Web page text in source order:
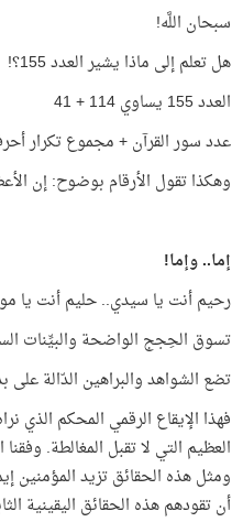
سبحان اللَّه!
هل تعلم إلى ماذا يشير العدد 155؟!
العدد 155 يساوي 114 + 41
عدد سور القرآن + مجموع تكرار
وهكذا تقول الأرقام بوضوح: إن
إما.. وإما!
رحيم أنت يا سيدي.. حليم أنت يا
تسوق الحِجج الواضحة والبيِّنات
تضع الشواهد والبراهين الدّالة
فهذا الإيقاع الرقمي المحكم الذي
العظيم التي لا تقبل المغالطة.
ومثل هذه الحقائق تزيد المؤمنين
أن تقودهم هذه الحقائق اليقينية